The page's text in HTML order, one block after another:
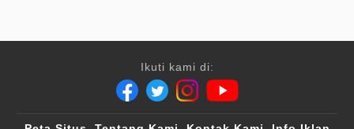
Ikuti kami di: